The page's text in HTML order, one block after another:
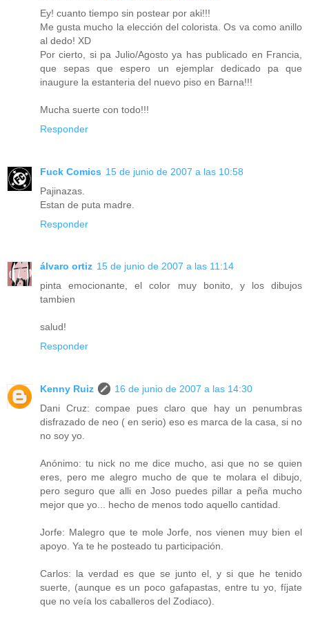
Ey! cuanto tiempo sin postear por aki!!!
Me gusta mucho la elección del colorista. Os va como anillo
al dedo! XD
Por cierto, si pa Julio/Agosto ya has publicado en Francia,
que sepas que espero un ejemplar dedicado pa que
inaugure la estanteria del nuevo piso en Barna!!!
Mucha suerte con todo!!!
Responder
Fuck Comics 15 de junio de 2007 a las 10:58
Pajinazas.
Estan de puta madre.
Responder
álvaro ortiz 15 de junio de 2007 a las 11:14
pinta emocionante, el color muy bonito, y los dibujos
tambien
salud!
Responder
Kenny Ruiz
16 de junio de 2007 a las 14:30
Dani Cruz: compae pues claro que hay un penumbras
disfrazado de neo ( en serio) eso es marca de la casa, si no
no soy yo.
Anónimo: tu nick no me dice mucho, asi que no se quien
eres, pero me alegro mucho de que te molara el dibujo,
pero seguro que alli en Joso puedes pillar a peña mucho
mejor que yo... hecho de menos todo aquello cantidad.
Jorfe: Malegro que te mole Jorfe, nos vienen muy bien el
apoyo. Ya te he posteado tu participación.
Carlos: la verdad es que se junto el, y si que he tenido
suerte, (aunque es un poco gafapastas, entre tu yo, fíjate
que no veía los caballeros del Zodiaco).